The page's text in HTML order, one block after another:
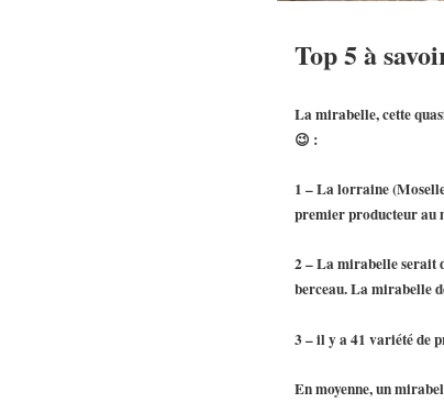
Top 5 à
Lamirabelle, cette
😉 :
1 – La lorraine
premier producteur au
2 – La mirabelle serait
berceau. La mirabelle
3 – il y a 41 variété de
En moyenne, un